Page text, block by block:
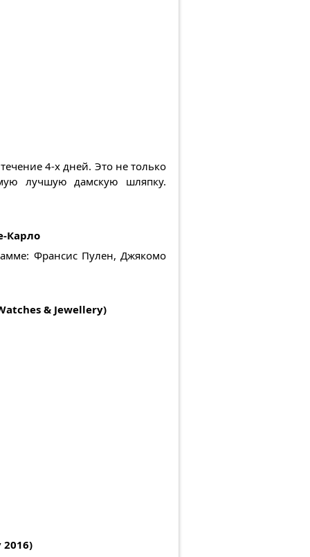
4-х дней. Это не только
лучшую дамскую шляпку.
Карло
Франсис Пулен, Джякомо
& Jewellery)
2016)